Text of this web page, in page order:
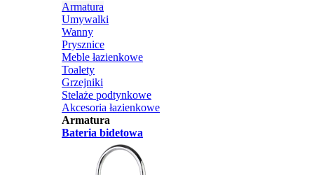
Armatura
Umywalki
Wanny
Prysznice
Meble łazienkowe
Toalety
Grzejniki
Stelaże podtynkowe
Akcesoria łazienkowe
Armatura
Bateria bidetowa